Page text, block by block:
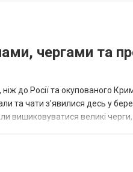
чергами та
до Росії та окупованого
та чати з’явилися десь у
вишиковуватися великі черги,